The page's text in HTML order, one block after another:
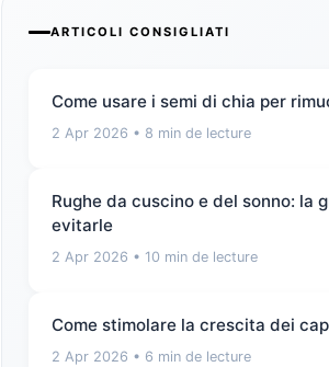
ARTICOLI CONSIGLIATI
Come usare i semi di chia per
2 Apr 2026 • 8 min de lecture
Rughe da cuscino e del sonno:
evitarle
2 Apr 2026 • 10 min de lecture
Come stimolare la crescita dei
2 Apr 2026 • 6 min de lecture